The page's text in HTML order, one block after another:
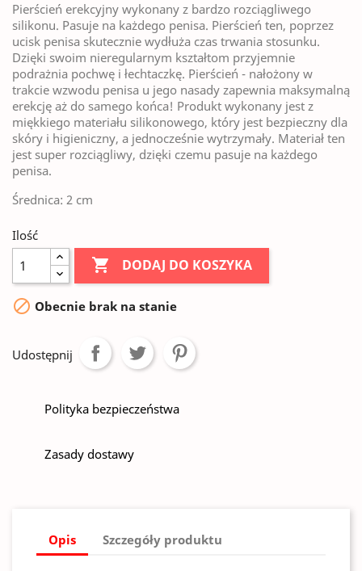
Pierścień erekcyjny wykonany z bardzo rozciągliwego
silikonu. Pasuje na każdego penisa. Pierścień ten, poprzez
ucisk penisa skutecznie wydłuża czas trwania stosunku.
Dzięki swoim nieregularnym kształtom przyjemnie
podrażnia pochwę i łechtaczkę. Pierścień - nałożony w
trakcie wzwodu penisa u jego nasady zapewnia maksymalną
erekcję aż do samego końca! Produkt wykonany jest z
miękkiego materiału silikonowego, który jest bezpieczny dla
skóry i higieniczny, a jednocześnie wytrzymały. Materiał ten
jest super rozciągliwy, dzięki czemu pasuje na każdego
penisa.
Średnica: 2 cm
Ilość
 DODAJ DO KOSZYKA
 Obecnie brak na stanie
Udostępnij
Polityka bezpieczeństwa
Zasady dostawy
Opis Szczegóły produktu